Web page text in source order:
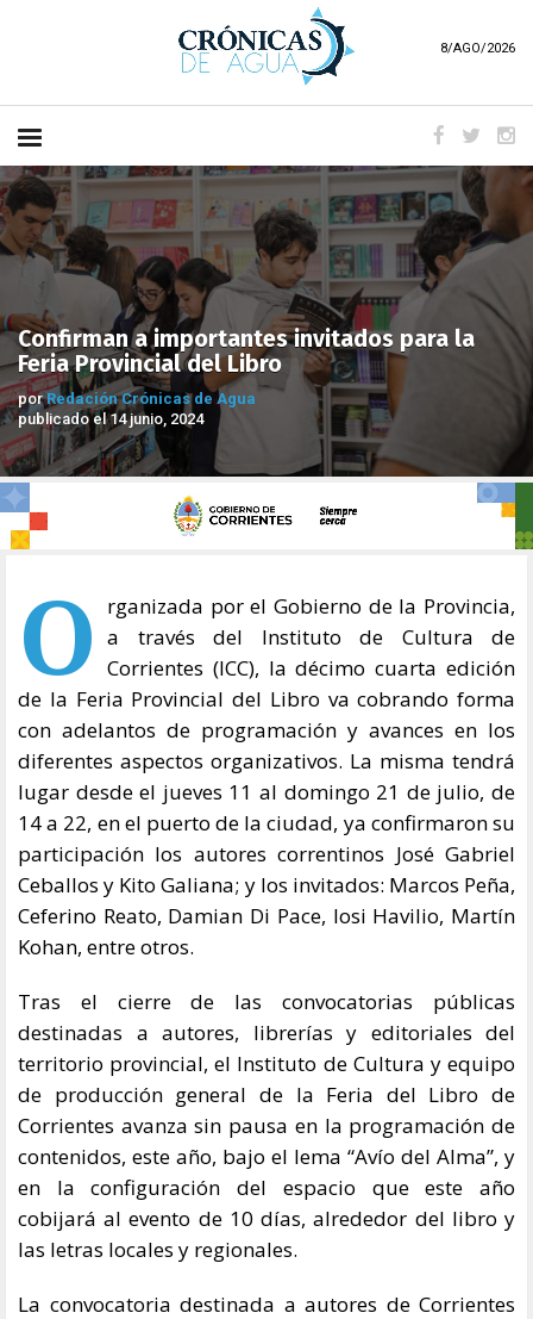
8/AGO/2026
Confirman a importantes invitados para la
Feria Provincial del Libro
porRedación Crónicas de Agua
publicado el 14 junio, 2024
O
rganizada por el Gobierno de la Provincia,
a través del Instituto de Cultura de
Corrientes (ICC), la décimo cuarta edición
de la Feria Provincial del Libro va cobrando forma
con adelantos de programación y avances en los
diferentes aspectos organizativos. La misma tendrá
lugar desde el jueves 11 al domingo 21 de julio, de
14 a 22, en el puerto de la ciudad, ya confirmaron su
participación los autores correntinos José Gabriel
Ceballos y Kito Galiana; y los invitados: Marcos Peña,
Ceferino Reato, Damian Di Pace, Iosi Havilio, Martín
Kohan, entre otros.
Tras el cierre de las convocatorias públicas
destinadas a autores, librerías y editoriales del
territorio provincial, el Instituto de Cultura y equipo
de producción general de la Feria del Libro de
Corrientes avanza sin pausa en la programación de
contenidos, este año, bajo el lema “Avío del Alma”, y
en la configuración del espacio que este año
cobijará al evento de 10 días, alrededor del libro y
las letras locales y regionales.
La convocatoria destinada a autores de Corrientes